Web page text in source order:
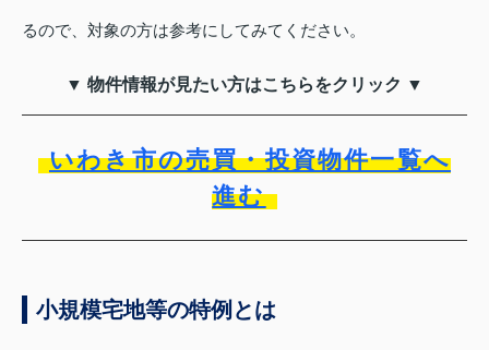
るので、対象の方は参考にしてみてください。
▼ 物件情報が見たい方はこちらをクリック ▼
いわき市の売買・投資物件一覧へ
進む
小規模宅地等の特例とは